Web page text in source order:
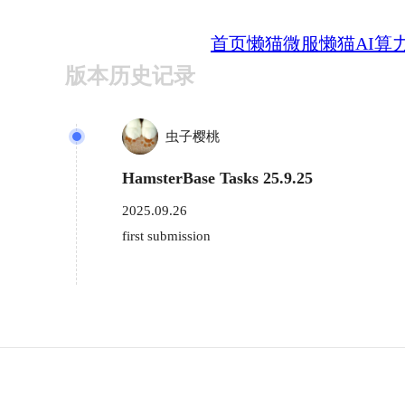
首页懒猫微服懒猫AI算
版本历史记录
虫子樱桃
HamsterBase Tasks 25.9.25
2025.09.26
first submission